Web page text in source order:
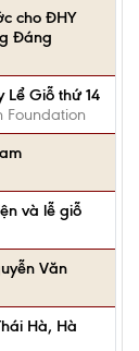
cho ĐHY
Đáng
Lể Giỗ thứ 14
Foundation
và lễ giỗ
Văn
Hà, Hà